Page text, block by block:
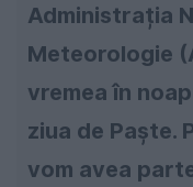
Administrația
Meteorologie
vremea în
ziua de Paște.
vom avea